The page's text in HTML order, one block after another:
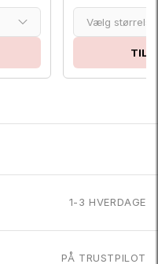
Vælg størrelse
1-3 HVERDAGE
PÅ TRUSTPILOT